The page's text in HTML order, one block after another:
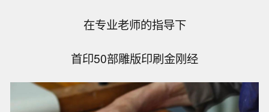
在专业老师的指导下
首印50部雕版印刷金刚经